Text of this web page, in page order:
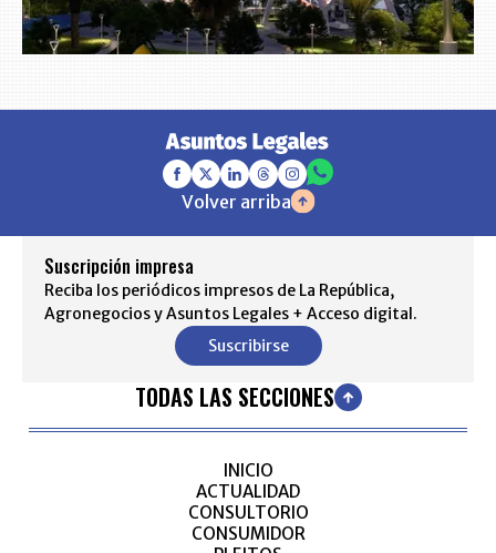
Volver arriba
Suscripción impresa
Reciba los periódicos impresos de La República,
Agronegocios y Asuntos Legales + Acceso digital.
Suscribirse
TODAS LAS SECCIONES
INICIO
ACTUALIDAD
CONSULTORIO
CONSUMIDOR